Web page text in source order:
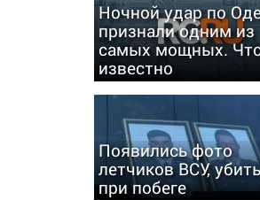
Ночной удар по
признали одним из
самых мощных.
известно
Появились фото
летчиков ВСУ,
при побеге